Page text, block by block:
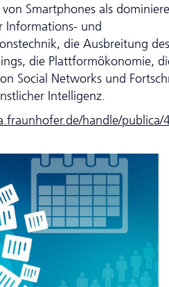
Smartphones als
Informations- und
die Ausbreitung des
die Plattformökonomie,
Social Networks und
Intelligenz.
handle/publica/